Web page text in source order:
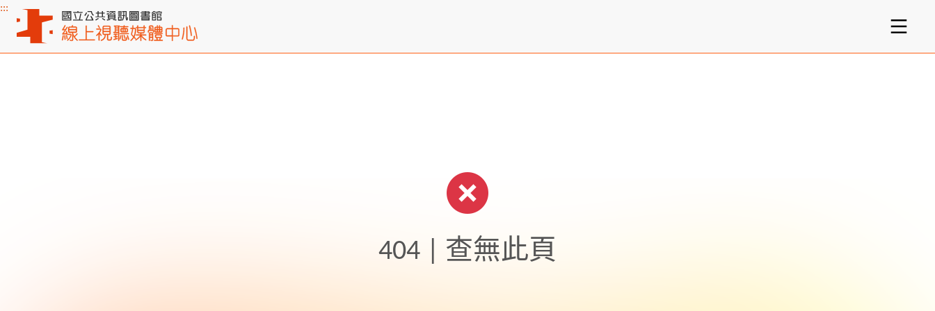
主要內容區塊
:::
404 | 查無此頁